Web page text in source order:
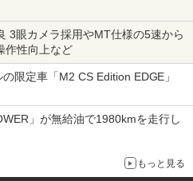
3眼カメラ採用やMT仕様の5速から
作性向上など
限定車「M2 CS Edition EDGE」
」が無給油で1980kmを走行し
もっと見る